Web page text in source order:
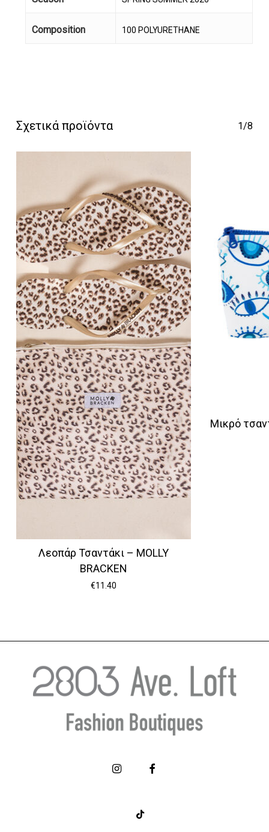
Composition 100 POLYURETHANE
Σχετικά προϊόντα 1/8
Λεοπάρ Τσαντάκι – MOLLY
BRACKEN
€11.40
Μικρό